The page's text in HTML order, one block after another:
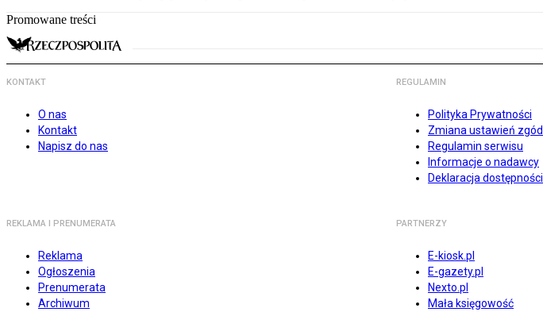
Promowane treści
KONTAKT
O nas
Kontakt
Napisz do nas
REGULAMIN
Polityka Prywatności
Zmiana ustawień zgód
Regulamin serwisu
Informacje o nadawcy
Deklaracja dostępności
REKLAMA I PRENUMERATA
Reklama
Ogłoszenia
Prenumerata
Archiwum
PARTNERZY
E-kiosk.pl
E-gazety.pl
Nexto.pl
Mała księgowość